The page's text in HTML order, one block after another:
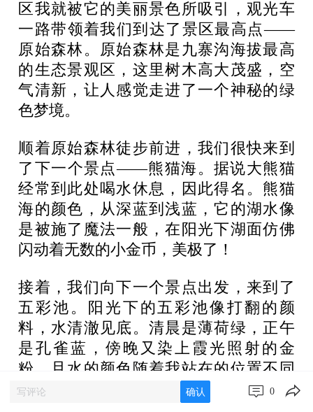
区我就被它的美丽景色所吸引，观光车
一路带领着我们到达了景区最高点——
原始森林。原始森林是九寨沟海拔最高
的生态景观区，这里树木高大茂盛，空
气清新，让人感觉走进了一个神秘的绿
色梦境。
顺着原始森林徒步前进，我们很快来到
了下一个景点——熊猫海。据说大熊猫
经常到此处喝水休息，因此得名。熊猫
海的颜色，从深蓝到浅蓝，它的湖水像
是被施了魔法一般，在阳光下湖面仿佛
闪动着无数的小金币，美极了！
接着，我们向下一个景点出发，来到了
五彩池。阳光下的五彩池像打翻的颜
料，水清澈见底。清晨是薄荷绿，正午
是孔雀蓝，傍晚又染上霞光照射的金
粉，且水的颜色随着我站在的位置不同
而变化，就像一个魔术师在水里随心情
确认 0